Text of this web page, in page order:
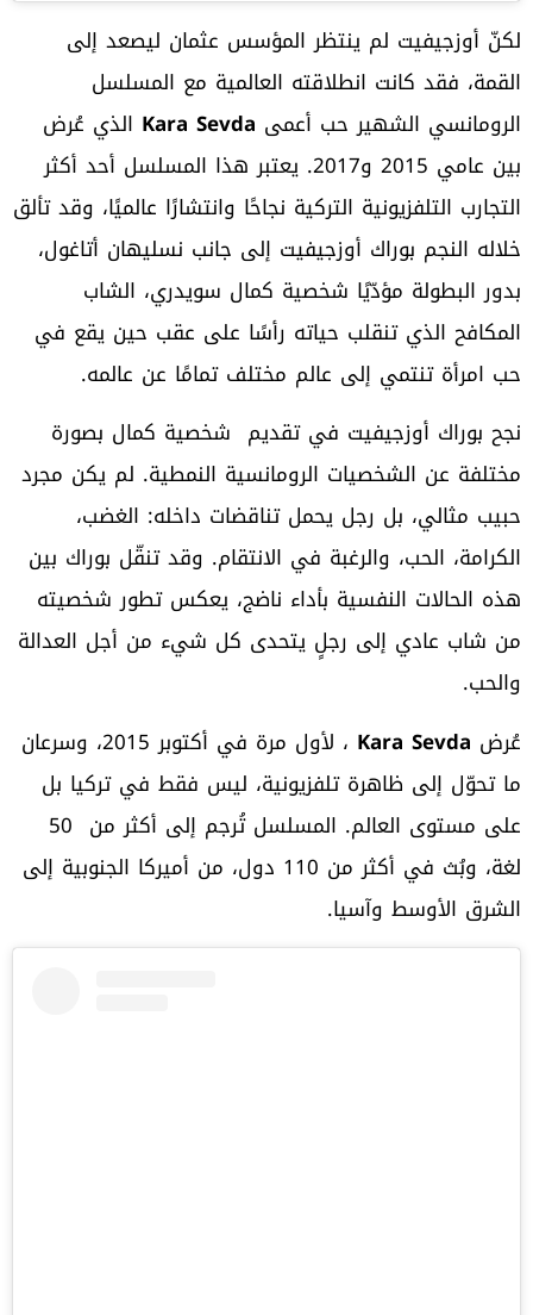
لكنّ أوزجيفيت لم ينتظر المؤسس عثمان ليصعد إلى
القمة، فقد كانت انطلاقته العالمية مع المسلسل
الرومانسي الشهير حب أعمى Kara Sevda الذي عُرض
بين عامي 2015 و2017. يعتبر هذا المسلسل أحد أكثر
التجارب التلفزيونية التركية نجاحًا وانتشارًا عالميًا، وقد تألق
خلاله النجم بوراك أوزجيفيت إلى جانب نسليهان أتاغول،
بدور البطولة مؤدّيًا شخصية كمال سويدري، الشاب
المكافح الذي تنقلب حياته رأسًا على عقب حين يقع في
حب امرأة تنتمي إلى عالم مختلف تمامًا عن عالمه.
نجح بوراك أوزجيفيت في تقديم شخصية كمال بصورة
مختلفة عن الشخصيات الرومانسية النمطية. لم يكن مجرد
حبيب مثالي، بل رجل يحمل تناقضات داخله: الغضب،
الكرامة، الحب، والرغبة في الانتقام. وقد تنقّل بوراك بين
هذه الحالات النفسية بأداء ناضج، يعكس تطور شخصيته
من شاب عادي إلى رجلٍ يتحدى كل شيء من أجل العدالة
والحب.
عُرض Kara Sevda
، لأول مرة في أكتوبر 2015، وسرعان
ما تحوّل إلى ظاهرة تلفزيونية، ليس فقط في تركيا بل
على مستوى العالم. المسلسل تُرجم إلى أكثر من 50
لغة، وبُث في أكثر من 110 دول، من أميركا الجنوبية إلى
الشرق الأوسط وآسيا.